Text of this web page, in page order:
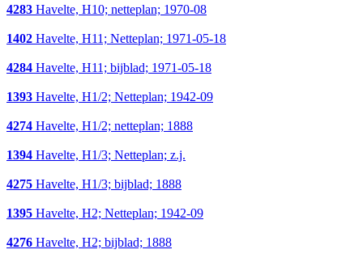
4283 Havelte, H10; netteplan; 1970-08
1402 Havelte, H11; Netteplan; 1971-05-18
4284 Havelte, H11; bijblad; 1971-05-18
1393 Havelte, H1/2; Netteplan; 1942-09
4274 Havelte, H1/2; netteplan; 1888
1394 Havelte, H1/3; Netteplan; z.j.
4275 Havelte, H1/3; bijblad; 1888
1395 Havelte, H2; Netteplan; 1942-09
4276 Havelte, H2; bijblad; 1888